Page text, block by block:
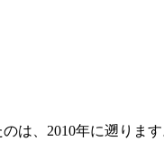
は、2010年に遡りま